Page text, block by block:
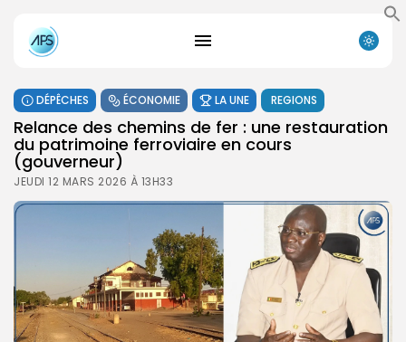
DÉPÊCHES ÉCONOMIE LA UNE REGIONS
Relance des chemins de fer : une restauration
du patrimoine ferroviaire en cours
(gouverneur)
JEUDI 12 MARS 2026 À 13H33